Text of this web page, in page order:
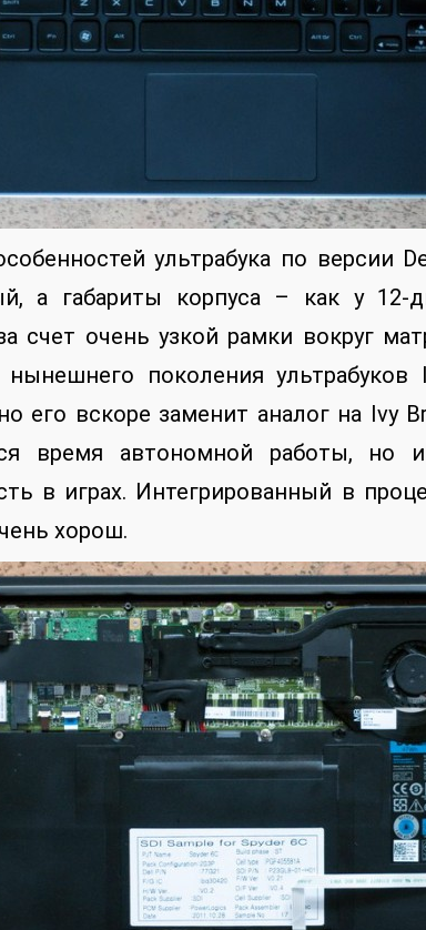
ультрабука по версии
а габариты корпуса – как у 12-
счет очень узкой рамки вокруг
поколения ультрабуков
его вскоре заменит аналог на Ivy
время автономной работы, но
в играх. Интегрированный в
хорош.